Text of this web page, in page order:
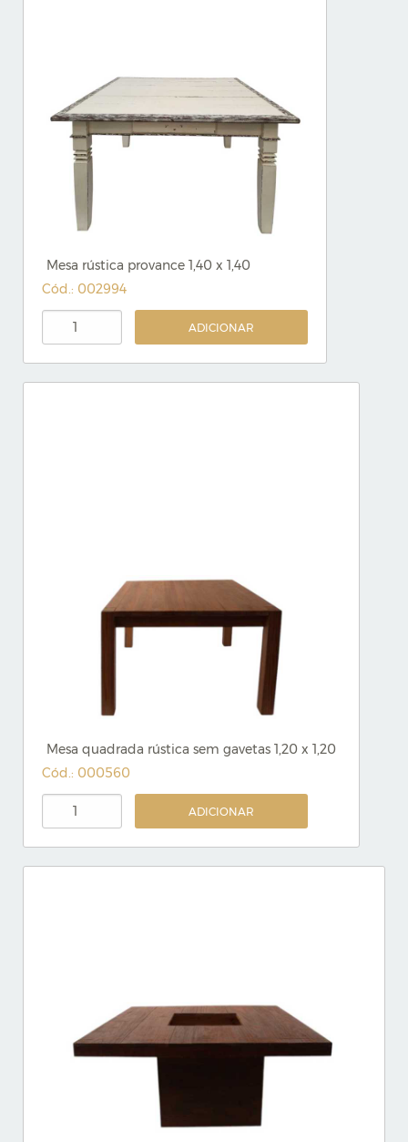
Mesa rústica provance 1,40 x 1,40
Cód.: 002994
ADICIONAR
Mesa quadrada rústica sem gavetas 1,20 x 1,20
Cód.: 000560
ADICIONAR